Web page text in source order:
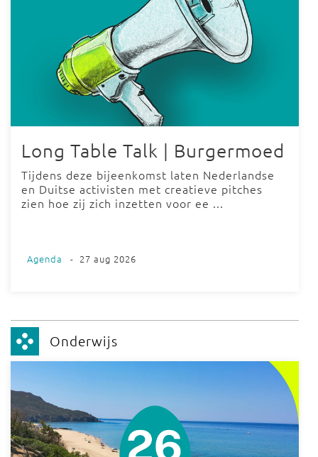
Long Table Talk | Burgermoed
Tijdens deze bijeenkomst laten Nederlandse
en Duitse activisten met creatieve pitches
zien hoe zij zich inzetten voor ee ...
Agenda - 27 aug 2026
Onderwijs